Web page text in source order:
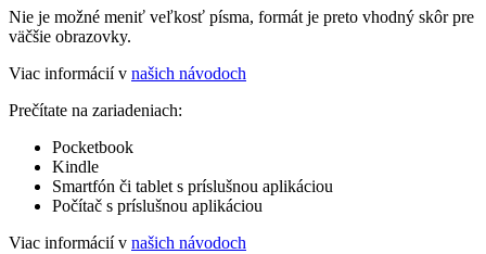
Nie je možné meniť veľkosť písma, formát je preto vhodný skôr pre
väčšie obrazovky.
Viac informácií v našich návodoch
Prečítate na zariadeniach:
Pocketbook
Kindle
Smartfón či tablet s príslušnou aplikáciou
Počítač s príslušnou aplikáciou
Viac informácií v našich návodoch